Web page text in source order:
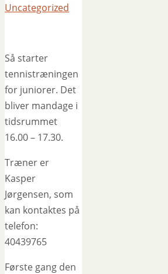
Uncategorized
Så starter
tennistræningen
for juniorer. Det
bliver mandage i
tidsrummet
16.00 – 17.30.
Træner er
Kasper
Jørgensen, som
kan kontaktes på
telefon:
40439765
Første gang den